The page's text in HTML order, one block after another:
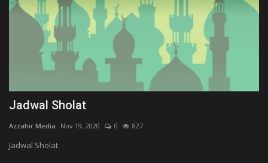
Jadwal Sholat
Azzahir Media Nov 19, 2020 0 827
Jadwal Sholat